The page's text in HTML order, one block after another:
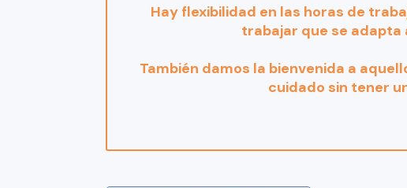
Hay flexibilidad en las horas de
trabajar que se adapta
También damos la bienvenida a
cuidado sin tener